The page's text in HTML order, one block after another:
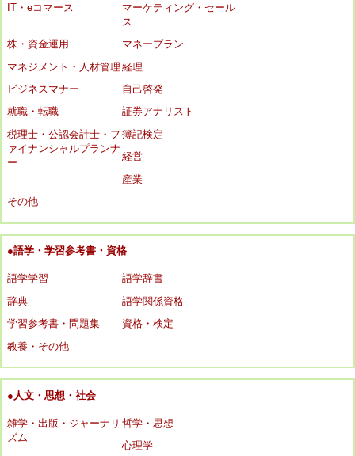
IT・eコマース
マーケティング・セール
ス
株・資金運用
マネープラン
マネジメント・人材管理 経理
ビジネスマナー
自己啓発
就職・転職
証券アナリスト
税理士・公認会計士・フ
ァイナンシャルプランナ
ー
簿記検定
経営
産業
その他
●語学・学習参考書・資格
語学学習
語学辞書
辞典
語学関係資格
学習参考書・問題集
資格・検定
教養・その他
●人文・思想・社会
雑学・出版・ジャーナリ
ズム
哲学・思想
心理学